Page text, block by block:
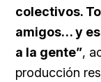
colectivos.
amigos… y
a la gente”,
producción